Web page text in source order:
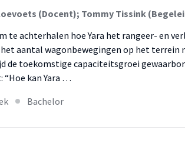
(Docent); Tommy Tissink
te achterhalen hoe Yara het rangeer- en
aantal wagonbewegingen op het terrein
toekomstige capaciteitsgroei
kan Yara …
Bachelor